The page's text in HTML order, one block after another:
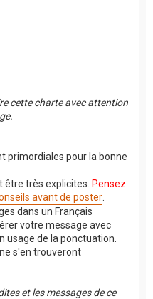
cette charte avec attention
primordiales pour la bonne
être très explicites. Pensez
avant de poster
dans un Français
votre message avec
usage de la ponctuation.
s'en trouveront
et les messages de ce